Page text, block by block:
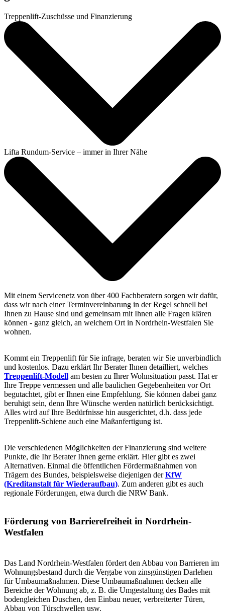
Treppenlift-Zuschüsse und Finanzierung
Lifta Rundum-Service – immer in Ihrer Nähe
Mit einem Servicenetz von über 400 Fachberatern sorgen wir dafür,
dass wir nach einer Terminvereinbarung in der Regel schnell bei
Ihnen zu Hause sind und gemeinsam mit Ihnen alle Fragen klären
können - ganz gleich, an welchem Ort in Nordrhein-Westfalen Sie
wohnen.
Kommt ein Treppenlift für Sie infrage, beraten wir Sie unverbindlich
und kostenlos. Dazu erklärt Ihr Berater Ihnen detailliert, welches
Treppenlift-Modell am besten zu Ihrer Wohnsituation passt. Hat er
Ihre Treppe vermessen und alle baulichen Gegebenheiten vor Ort
begutachtet, gibt er Ihnen eine Empfehlung. Sie können dabei ganz
beruhigt sein, denn Ihre Wünsche werden natürlich berücksichtigt.
Alles wird auf Ihre Bedürfnisse hin ausgerichtet, d.h. dass jede
Treppenlift-Schiene auch eine Maßanfertigung ist.
Die verschiedenen Möglichkeiten der Finanzierung sind weitere
Punkte, die Ihr Berater Ihnen gerne erklärt. Hier gibt es zwei
Alternativen. Einmal die öffentlichen Fördermaßnahmen von
Trägern des Bundes, beispielsweise diejenigen derKfW
(Kreditanstalt für Wiederaufbau). Zum anderen gibt es auch
regionale Förderungen, etwa durch die NRW Bank.
Förderung von Barrierefreiheit in Nordrhein-
Westfalen
Das Land Nordrhein-Westfalen fördert den Abbau von Barrieren im
Wohnungsbestand durch die Vergabe von zinsgünstigen Darlehen
für Umbaumaßnahmen. Diese Umbaumaßnahmen decken alle
Bereiche der Wohnung ab, z. B. die Umgestaltung des Bades mit
bodengleichen Duschen, den Einbau neuer, verbreiterter Türen,
Abbau von Türschwellen usw.